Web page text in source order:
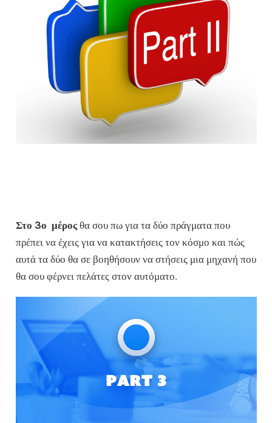
Στο 3ο μέροςθα σου πω για τα δύο πράγματα που
πρέπει να έχεις για να κατακτήσεις τον κόσμο και πώς
αυτά τα δύο θα σε βοηθήσουν να στήσεις μια μηχανή που
θα σου φέρνει πελάτες στον αυτόματο.